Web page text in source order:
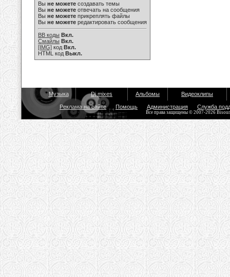
Вы не можете создавать темы
Вы не можете отвечать на сообщения
Вы не можете прикреплять файлы
Вы не можете редактировать сообщения
BB коды Вкл.
Смайлы Вкл.
[IMG] код Вкл.
HTML код Выкл.
Музыка Dj mixes Альбомы Видеоклипы
Реклама на сайте Помощь Администрация Служба
Все права защищены © 2007-2026